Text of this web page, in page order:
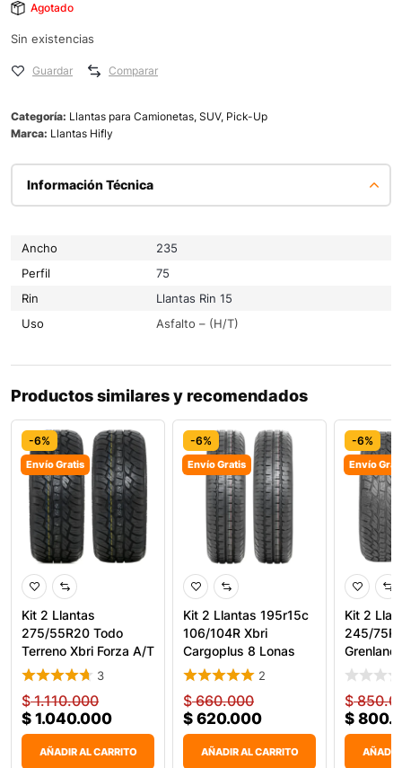
Agotado
Sin existencias
Guardar Comparar
Categoría: Llantas para Camionetas, SUV, Pick-Up
Marca: Llantas Hifly
Información Técnica
Ancho
235
Perfil
75
Rin
Llantas Rin 15
Uso
Asfalto – (H/T)
Productos similares y recomendados
-6%
Envío Gratis
Kit 2 Llantas
275/55R20 Todo
Terreno Xbri Forza A/T
2 117
3
$1.110.000
$ 1.040.000
AÑADIR AL CARRITO
-6%
Envío Gratis
Kit 2 Llantas 195r15c
106/104R Xbri
Cargoplus 8 Lonas
Car
2
$660.000
$ 620.000
AÑADIR AL CARRITO
-6%
Envío
Kit 2
245/
A/T Two
$
$
AÑADIR